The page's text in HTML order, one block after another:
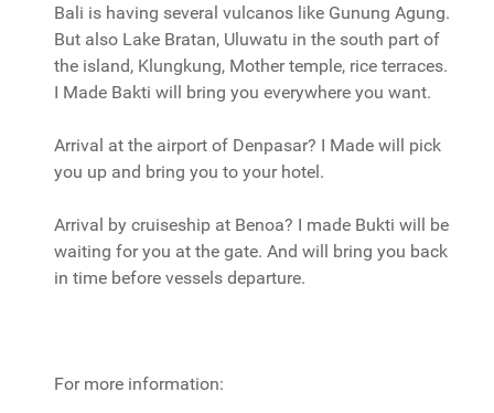
Bali is having several vulcanos like Gunung Agung.
But also Lake Bratan, Uluwatu in the south part of
the island, Klungkung, Mother temple, rice terraces.
I Made Bakti will bring you everywhere you want.
Arrival at the airport of Denpasar? I Made will pick
you up and bring you to your hotel.
Arrival by cruiseship at Benoa? I made Bukti will be
waiting for you at the gate. And will bring you back
in time before vessels departure.
For more information: